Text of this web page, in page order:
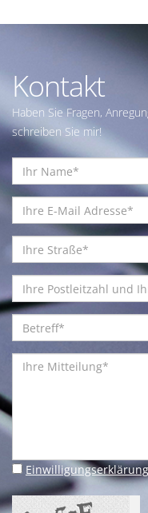
Kontakt
Haben Sie Fragen,
schreiben Sie mir!
Einwilligungserklärung